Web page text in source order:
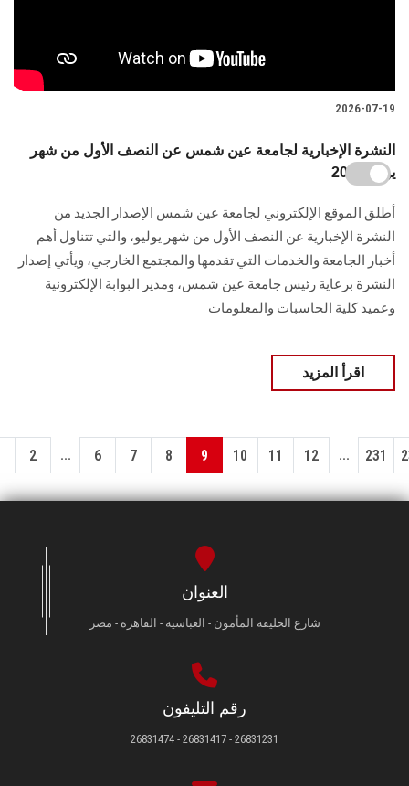
2026-07-19
النشرة الإخبارية لجامعة عين شمس عن النصف الأول من شهر
يوليو 2026
أطلق الموقع الإلكتروني لجامعة عين شمس الإصدار الجديد من
النشرة الإخبارية عن النصف الأول من شهر يوليو، والتي تتناول أهم
أخبار الجامعة والخدمات التي تقدمها والمجتمع الخارجي، ويأتي إصدار
النشرة برعاية رئيس جامعة عين شمس، ومدير البوابة الإلكترونية
وعميد كلية الحاسبات والمعلومات
اقرأ المزيد
2 ... 6 7 8 9 10 11 12 ... 231
العنوان
شارع الخليفة المأمون - العباسية - القاهرة - مصر
رقم التليفون
26831231 - 26831417 - 26831474